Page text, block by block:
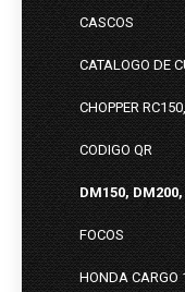
CASCOS
CATALOGO DE
CHOPPER
CODIGO QR
DM150, DM200,
FOCOS
HONDA CARGO